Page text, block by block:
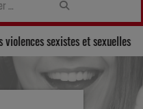
contre les violences